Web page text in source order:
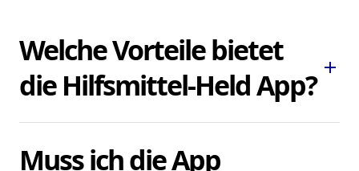
Welche Vorteile bietet
die Hilfsmittel-Held App? add
Ihnen, dringend benötigte Pflegehilfsmittel
Muss ich die App